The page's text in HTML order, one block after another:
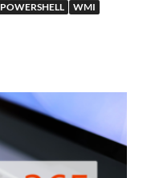
POWERSHELL WMI